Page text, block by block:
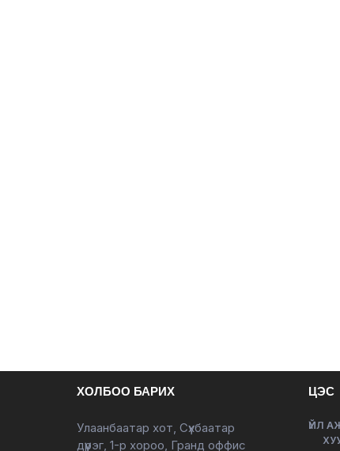
ХОЛБОО БАРИХ
Улаанбаатар хот, Сүхбаатар
дүүрэг, 1-р хороо, Гранд оффис
ЦЭС
ҮЙЛ